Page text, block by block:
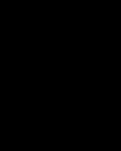
Infrastructure